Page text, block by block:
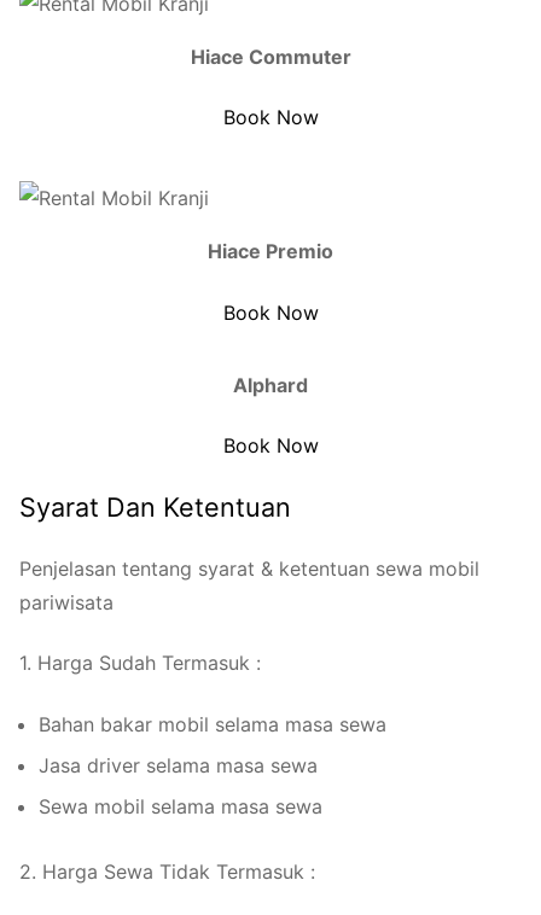
Hiace Commuter
Book Now
Hiace Premio
Book Now
Alphard
Book Now
Syarat Dan Ketentuan
Penjelasan tentang syarat & ketentuan sewa mobil
pariwisata
1. Harga Sudah Termasuk :
Bahan bakar mobil selama masa sewa
Jasa driver selama masa sewa
Sewa mobil selama masa sewa
2. Harga Sewa Tidak Termasuk :